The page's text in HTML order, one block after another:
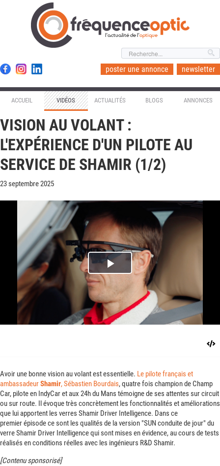
l'actualité de l'optique
poster une annonce newsletter
ACCUEIL VIDÉOS ACTUALITÉS BLOGS ANNONCES
VISION AU VOLANT :
L'EXPÉRIENCE D'UN PILOTE AU
SERVICE DE SHAMIR (1/2)
23 septembre 2025
Play
Video
Avoir une bonne vision au volant est essentielle. Le pilote français et
ambassadeurShamir, Sébastien Bourdais, quatre fois champion de Champ
Car, pilote en IndyCar et aux 24h du Mans témoigne de ses attentes sur circuit
ou sur route. Il évoque très concrètement les fonctionnalités et améliorations
que lui apportent les verres Shamir Driver Intelligence. Dans ce
premier épisode ce sont les qualités de la version "SUN conduite de jour" du
verre Shamir Driver Intelligence qui sont mises en évidence, au cours de tests
réalisés en conditions réelles avec les ingénieurs R&D Shamir.
[Contenu sponsorisé]